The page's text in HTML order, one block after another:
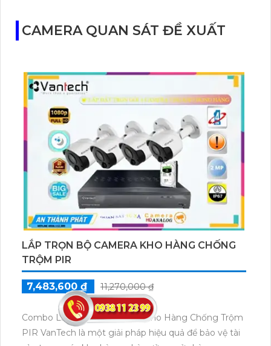
CAMERA QUAN SÁT ĐỀ XUẤT
LẮP TRỌN BỘ CAMERA KHO HÀNG CHỐNG
TRỘM PIR
7,483,600 ₫ 11,270,000 ₫
Combo Lắp Trọn Bộ Camera Kho Hàng Chống Trộm
PIR VanTech là một giải pháp hiệu quả để bảo vệ tài